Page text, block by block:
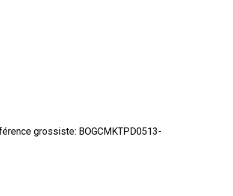
grossiste: BOGCMKTPD0513-